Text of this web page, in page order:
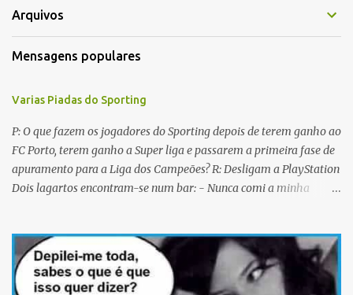
r
i
o
Arquivos
Mensagens populares
Varias Piadas do Sporting
P: O que fazem os jogadores do Sporting depois de terem ganho ao
FC Porto, terem ganho a Super liga e passarem a primeira fase de
apuramento para a Liga dos Campeões? R: Desligam a PlayStation
Dois lagartos encontram-se num bar: - Nunca comi a minha
com as caras dos jogadores do Sporting a propósito do centenário.
Porquê? Concluiram que as pessoas não sabiam em que lado
deviam cuspir! P: Que nome se dá a um Sportinguista com apenas